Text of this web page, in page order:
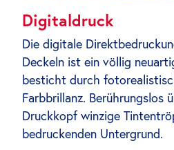
Digitaldruck
Die digitale
Deckeln ist ein völlig
besticht durch
Farbbrillanz. Berührungslos
Druckkopf winzige
bedruckenden Untergrund.